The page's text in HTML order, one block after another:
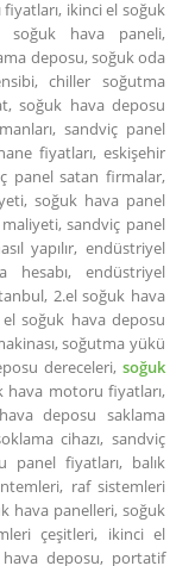
ikinci el soğuk
soğuk hava paneli,
deposu, soğuk oda
chiller soğutma
soğuk hava deposu
sandviç panel
fiyatları, eskişehir
panel satan firmalar,
soğuk hava panel
sandviç panel
yapılır, endüstriyel
hesabı, endüstriyel
2.el soğuk hava
soğuk hava deposu
soğutma yükü
dereceleri, soğuk
motoru fiyatları,
deposu saklama
cihazı, sandviç
panel fiyatları, balık
raf sistemleri
hava panelleri, soğuk
çeşitleri, ikinci el
deposu, portatif